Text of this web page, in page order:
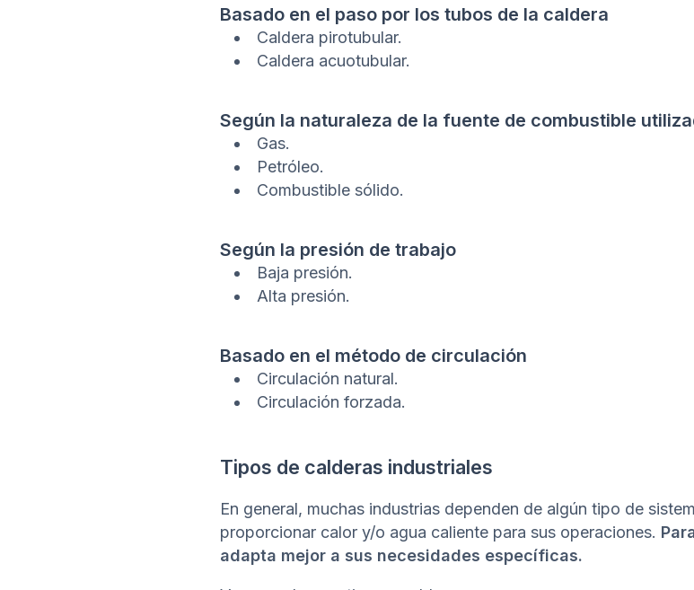
Basado en el paso por los tubos de la caldera
Caldera pirotubular.
Caldera acuotubular.
Según la naturaleza de la fuente de combustible
Gas.
Petróleo.
Combustible sólido.
Según la presión de trabajo
Baja presión.
Alta presión.
Basado en el método de circulación
Circulación natural.
Circulación forzada.
Tipos de calderas industriales
En general, muchas industrias dependen de algún tipo de
proporcionar calor y/o agua caliente para sus operaciones.
adapta mejor a sus necesidades específicas.